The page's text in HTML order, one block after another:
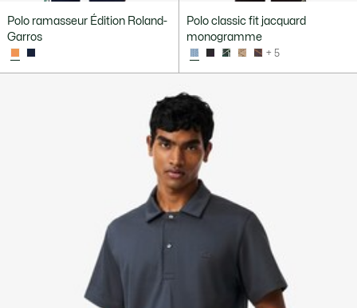
Polo ramasseur Édition Roland-
Garros
Polo classic fit jacquard
monogramme
+ 5